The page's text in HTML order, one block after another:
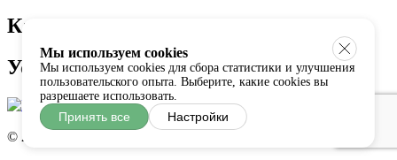
Каталог школ
Услуги
© 2016 . Все права защищены.
Мы используем cookies
Мы используем cookies для сбора статистики и улучшения
пользовательского опыта. Выберите, какие cookies вы
разрешаете использовать.
Принять все Настройки